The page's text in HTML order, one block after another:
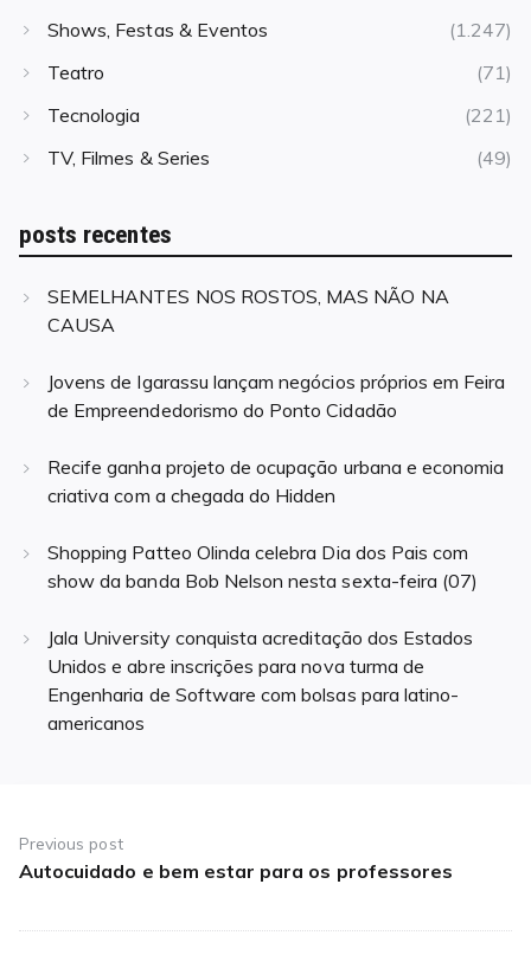
Shows, Festas & Eventos
(1.247)
Teatro
(71)
Tecnologia
(221)
TV, Filmes & Series
(49)
posts recentes
SEMELHANTES NOS ROSTOS, MAS NÃO NA
CAUSA
Jovens de Igarassu lançam negócios próprios em Feira
de Empreendedorismo do Ponto Cidadão
Recife ganha projeto de ocupação urbana e economia
criativa com a chegada do Hidden
Shopping Patteo Olinda celebra Dia dos Pais com
show da banda Bob Nelson nesta sexta-feira (07)
Jala University conquista acreditação dos Estados
Unidos e abre inscrições para nova turma de
Engenharia de Software com bolsas para latino-
americanos
de
Post
Previous post
Previous
Autocuidado e bem estar para os professores